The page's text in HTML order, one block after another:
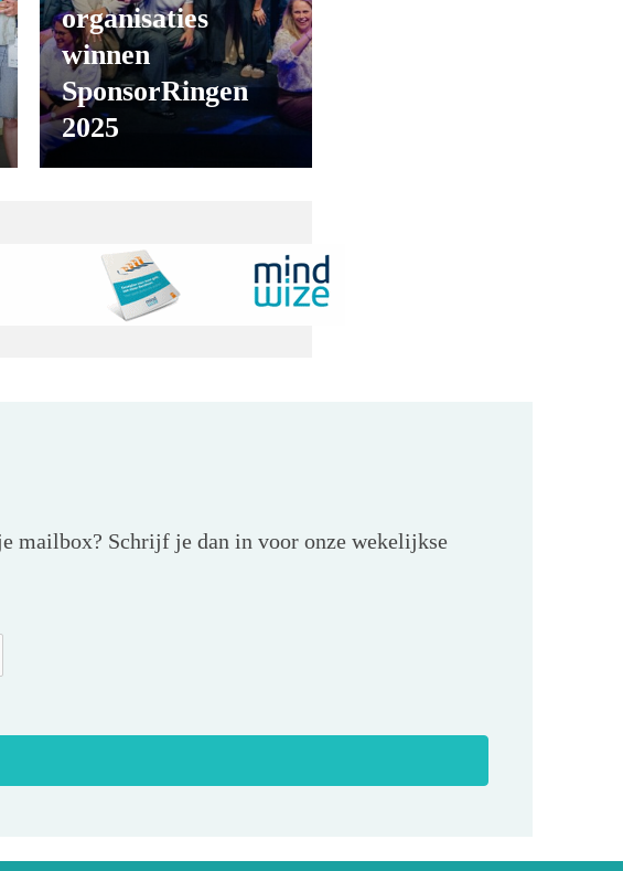
organisaties
winnen
SponsorRingen
2025
mailbox? Schrijf je dan in voor onze wekelijkse